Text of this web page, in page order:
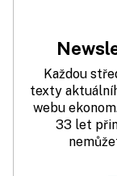
Každou
texty
webu
33 let